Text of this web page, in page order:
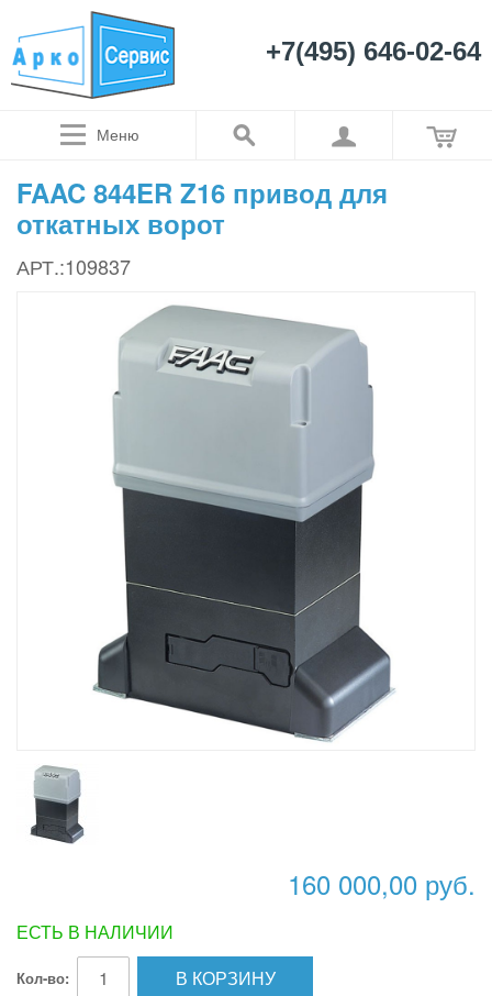
+7(495) 646-02-64
Меню
FAAC 844ER Z16 привод для
откатных ворот
АРТ.:109837
160 000,00 руб.
ЕСТЬ В НАЛИЧИИ
Кол-во: В КОРЗИНУ